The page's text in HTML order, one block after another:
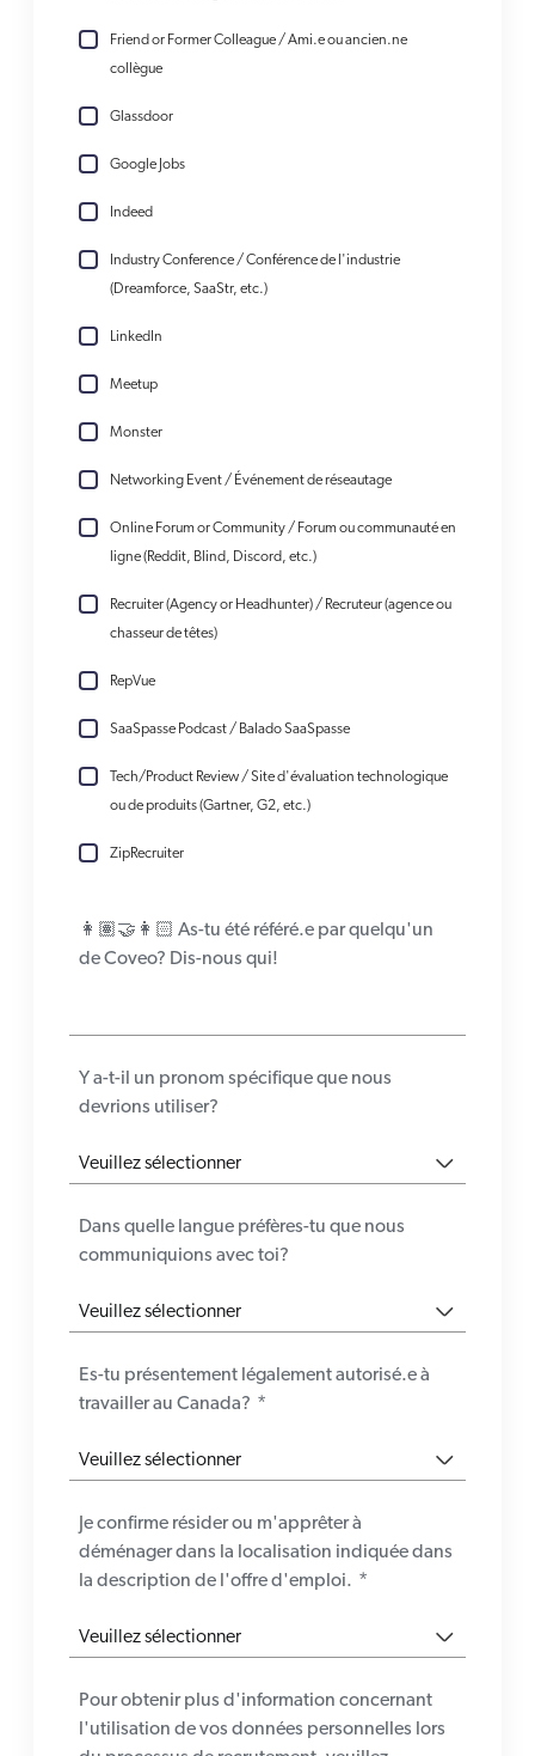
Friend or Former Colleague / Ami.e ou ancien.ne
collègue
Glassdoor
Google Jobs
Indeed
Industry Conference / Conférence de l'industrie
(Dreamforce, SaaStr, etc.)
LinkedIn
Meetup
Monster
Networking Event / Événement de réseautage
Online Forum or Community / Forum ou communauté en
ligne (Reddit, Blind, Discord, etc.)
Recruiter (Agency or Headhunter) / Recruteur (agence ou
chasseur de têtes)
RepVue
SaaSpasse Podcast / Balado SaaSpasse
Tech/Product Review / Site d'évaluation technologique
ou de produits (Gartner, G2, etc.)
ZipRecruiter
👩🏽‍🤝‍👩🏻 As-tu été référé.e par quelqu'un
de Coveo? Dis-nous qui!
Y a-t-il un pronom spécifique que nous
devrions utiliser?
Dans quelle langue préfères-tu que nous
communiquions avec toi?
Es-tu présentement légalement autorisé.e à
travailler au Canada? *
Je confirme résider ou m'apprêter à
déménager dans la localisation indiquée dans
la description de l'offre d'emploi. *
Pour obtenir plus d'information concernant
l'utilisation de vos données personnelles lors